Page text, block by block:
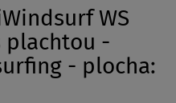
WS
plachtou -
- plocha: